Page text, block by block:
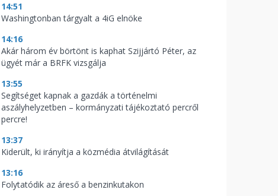
14:51
Washingtonban tárgyalt a 4iG elnöke
14:16
Akár három év börtönt is kaphat Szijjártó Péter, az
ügyét már a BRFK vizsgálja
13:55
Segítséget kapnak a gazdák a történelmi
aszályhelyzetben – kormányzati tájékoztató percről
percre!
13:37
Kiderült, ki irányítja a közmédia átvilágítását
13:16
Folytatódik az áreső a benzinkutakon